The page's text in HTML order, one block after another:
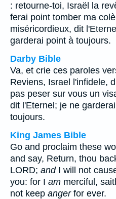
: retourne-toi, Israël la
ferai point tomber ma
miséricordieux, dit
garderai point à toujours.
Darby Bible
Va, et crie ces paroles
Reviens, Israel l'infidele,
pas peser sur vous un
dit l'Eternel; je ne
toujours.
King James Bible
Go and proclaim these
and say, Return, thou
LORD; andI will not
you: for I am merciful,
not keep angerfor ever.